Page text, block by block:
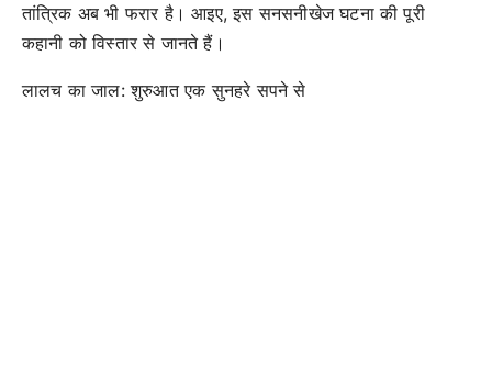
तांत्रिक अब भी फरार है। आइए, इस सनसनीखेज घटना की पूरी
कहानी को विस्तार से जानते हैं।
लालच का जाल: शुरुआत एक सुनहरे सपने से